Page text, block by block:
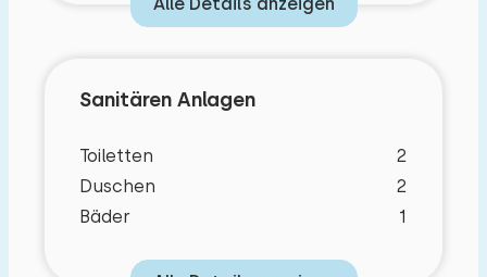
Sanitären Anlagen
Toiletten
2
Duschen
2
Bäder
1